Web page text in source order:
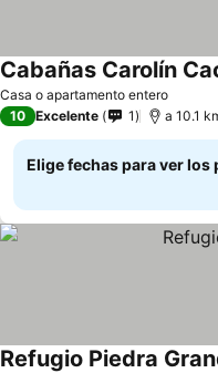
Casa o apartamento entero
Cabañas Carolín
10 Excelente 1 a 10.1
Elige fechas para ver los
Refugio Piedra